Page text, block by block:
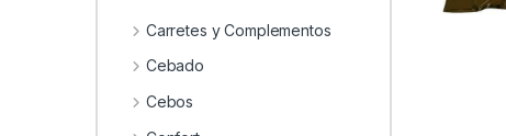
Carretes y Complementos
Cebado
Cebos